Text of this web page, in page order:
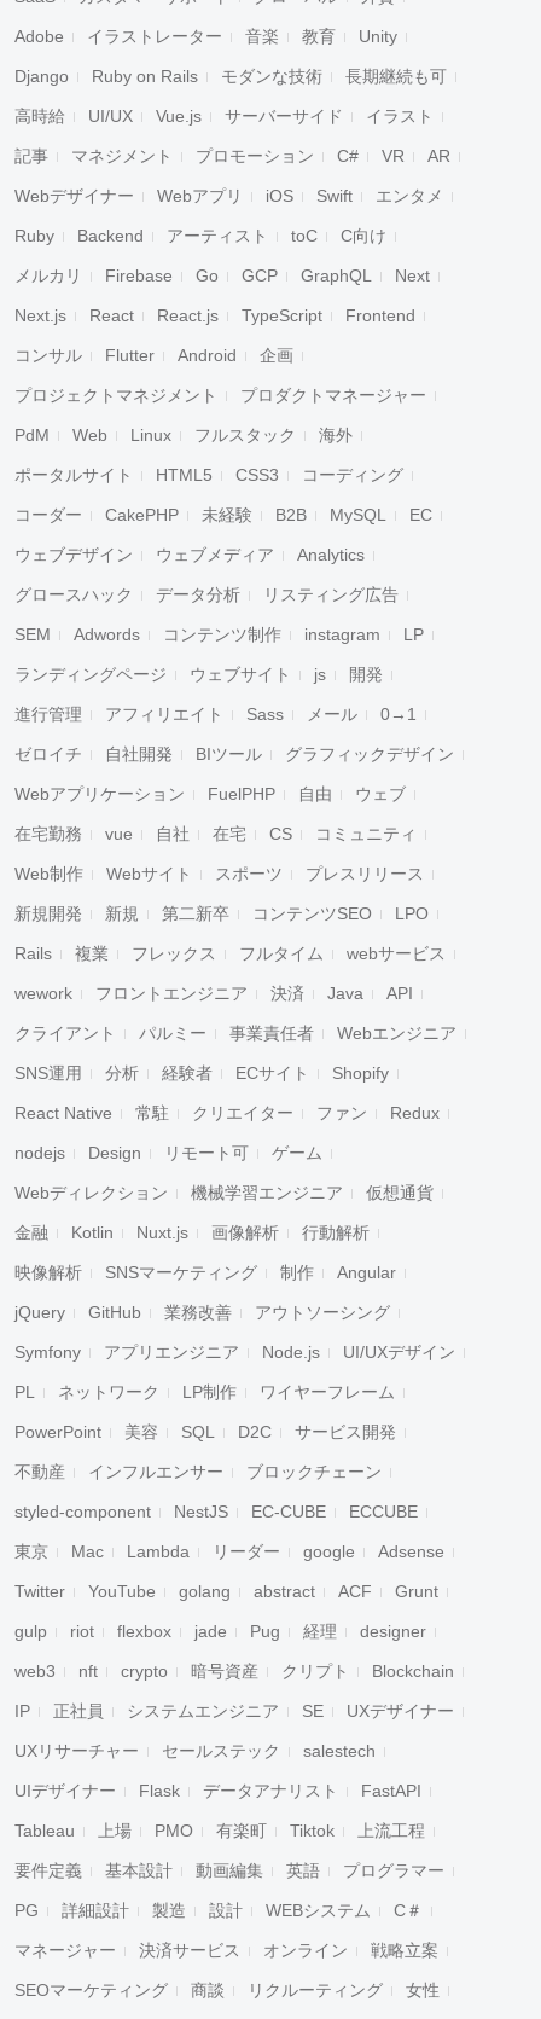
Adobe イラストレーター 音楽 教育 Unity
Django Ruby on Rails モダンな技術 長期継続も可
高時給 UI/UX Vue.js サーバーサイド イラスト
記事 マネジメント プロモーション C# VR AR
Webデザイナー Webアプリ iOS Swift エンタメ
Ruby Backend アーティスト toC C向け
メルカリ Firebase Go GCP GraphQL Next
Next.js React React.js TypeScript Frontend
コンサル Flutter Android 企画
プロジェクトマネジメント プロダクトマネージャー
PdM Web Linux フルスタック 海外
ポータルサイト HTML5 CSS3 コーディング
コーダー CakePHP 未経験 B2B MySQL EC
ウェブデザイン ウェブメディア Analytics
グロースハック データ分析 リスティング広告
SEM Adwords コンテンツ制作 instagram LP
ランディングページ ウェブサイト js 開発
進行管理 アフィリエイト Sass メール 0→1
ゼロイチ 自社開発 BIツール グラフィックデザイン
Webアプリケーション FuelPHP 自由 ウェブ
在宅勤務 vue 自社 在宅 CS コミュニティ
Web制作 Webサイト スポーツ プレスリリース
新規開発 新規 第二新卒 コンテンツSEO LPO
Rails 複業 フレックス フルタイム webサービス
wework フロントエンジニア 決済 Java API
クライアント パルミー 事業責任者 Webエンジニア
SNS運用 分析 経験者 ECサイト Shopify
React Native 常駐 クリエイター ファン Redux
nodejs Design リモート可 ゲーム
Webディレクション 機械学習エンジニア 仮想通貨
金融 Kotlin Nuxt.js 画像解析 行動解析
映像解析 SNSマーケティング 制作 Angular
jQuery GitHub 業務改善 アウトソーシング
Symfony アプリエンジニア Node.js UI/UXデザイン
PL ネットワーク LP制作 ワイヤーフレーム
PowerPoint 美容 SQL D2C サービス開発
不動産 インフルエンサー ブロックチェーン
styled-component NestJS EC-CUBE ECCUBE
東京 Mac Lambda リーダー google Adsense
Twitter YouTube golang abstract ACF Grunt
gulp riot flexbox jade Pug 経理 designer
web3 nft crypto 暗号資産 クリプト Blockchain
IP 正社員 システムエンジニア SE UXデザイナー
UXリサーチャー セールステック salestech
UIデザイナー Flask データアナリスト FastAPI
Tableau 上場 PMO 有楽町 Tiktok 上流工程
要件定義 基本設計 動画編集 英語 プログラマー
PG 詳細設計 製造 設計 WEBシステム C＃
マネージャー 決済サービス オンライン 戦略立案
SEOマーケティング 商談 リクルーティング 女性